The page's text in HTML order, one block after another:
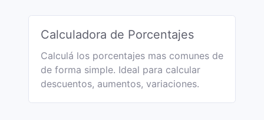
Calculadora de Porcentajes
Calculá los porcentajes mas comunes de
de forma simple. Ideal para calcular
descuentos, aumentos, variaciones.